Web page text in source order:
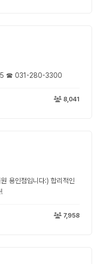
경기도 용인시 기흥구 중부대로 375 ☎ 031-280-3300
8,041
용인점입니다:) 합리적인
7,958